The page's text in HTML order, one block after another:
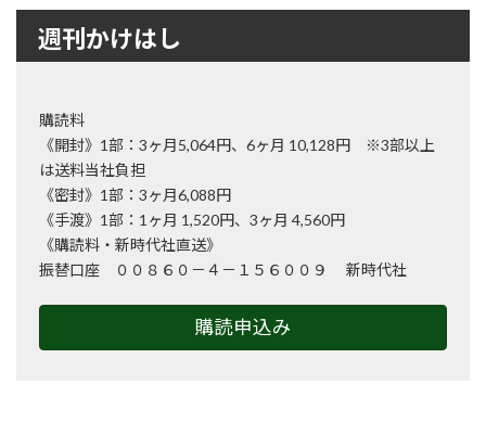
週刊かけはし
購読料
《開封》1部：3ヶ月5,064円、6ヶ月 10,128円 ※3部以上
は送料当社負担
《密封》1部：3ヶ月6,088円
《手渡》1部：1ヶ月 1,520円、3ヶ月 4,560円
《購読料・新時代社直送》
振替口座 ００８６０－４－１５６００９ 新時代社
購読申込み